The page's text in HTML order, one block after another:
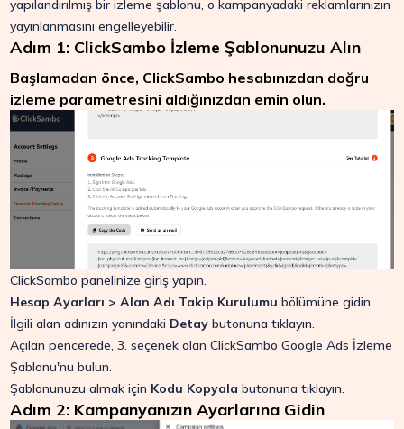
yapılandırılmış bir izleme şablonu, o kampanyadaki reklamlarınızın
yayınlanmasını engelleyebilir.
Adım 1: ClickSambo İzleme Şablonunuzu Alın
Başlamadan önce, ClickSambo hesabınızdan doğru
izleme parametresini aldığınızdan emin olun.
ClickSambo panelinize giriş yapın.
Hesap Ayarları > Alan Adı Takip Kurulumu bölümüne gidin.
İlgili alan adınızın yanındaki Detay butonuna tıklayın.
Açılan pencerede, 3. seçenek olan ClickSambo Google Ads İzleme
Şablonu'nu bulun.
Şablonunuzu almak için Kodu Kopyala butonuna tıklayın.
Adım 2: Kampanyanızın Ayarlarına Gidin